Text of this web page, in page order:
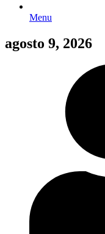
Menu
agosto 9, 2026